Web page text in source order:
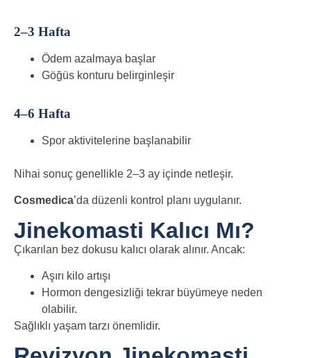
2–3 Hafta
Ödem azalmaya başlar
Göğüs konturu belirginleşir
4–6 Hafta
Spor aktivitelerine başlanabilir
Nihai sonuç genellikle 2–3 ay içinde netleşir.
Cosmedica’da düzenli kontrol planı uygulanır.
Jinekomasti Kalıcı Mı?
Çıkarılan bez dokusu kalıcı olarak alınır. Ancak:
Aşırı kilo artışı
Hormon dengesizliği tekrar büyümeye neden
olabilir.
Sağlıklı yaşam tarzı önemlidir.